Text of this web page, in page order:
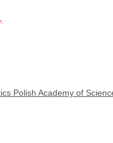
Polish Academy of